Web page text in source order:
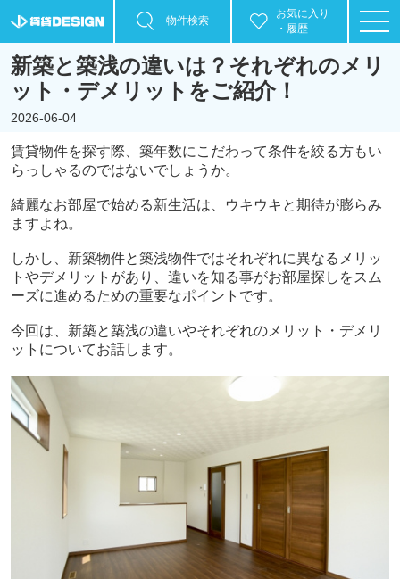
物件検索
お気に入り
・履歴
新築と築浅の違いは？それぞれのメリ
ット・デメリットをご紹介！
2026-06-04
賃貸物件を探す際、築年数にこだわって条件を絞る方もい
らっしゃるのではないでしょうか。
綺麗なお部屋で始める新生活は、ウキウキと期待が膨らみ
ますよね。
しかし、新築物件と築浅物件ではそれぞれに異なるメリッ
トやデメリットがあり、違いを知る事がお部屋探しをスム
ーズに進めるための重要なポイントです。
今回は、新築と築浅の違いやそれぞれのメリット・デメリ
ットについてお話します。